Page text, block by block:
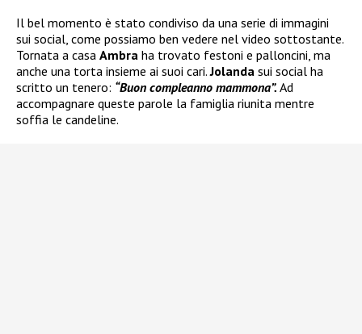
Il bel momento è stato condiviso da una serie di immagini
sui social, come possiamo ben vedere nel video sottostante.
Tornata a casa Ambra ha trovato festoni e palloncini, ma
anche una torta insieme ai suoi cari.Jolanda sui social ha
scritto un tenero: “Buon compleanno mammona”. Ad
accompagnare queste parole la famiglia riunita mentre
soffia le candeline.